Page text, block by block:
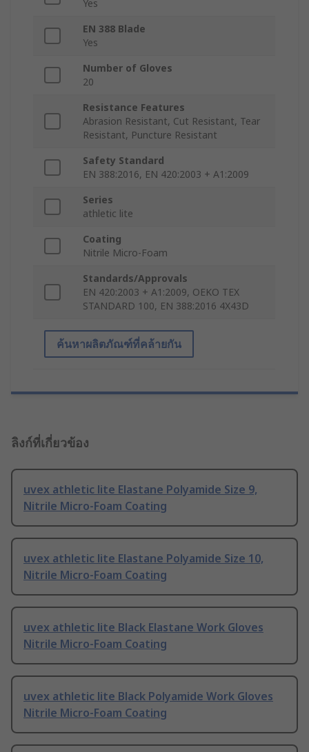
Yes
EN 388 Blade
Yes
Number of Gloves
20
Resistance Features
Abrasion Resistant, Cut Resistant, Tear
Resistant, Puncture Resistant
Safety Standard
EN 388:2016, EN 420:2003 + A1:2009
Series
athletic lite
Coating
Nitrile Micro-Foam
Standards/Approvals
EN 420:2003 + A1:2009, OEKO TEX
STANDARD 100, EN 388:2016 4X43D
ค้นหาผลิตภัณฑ์ที่คล้ายกัน
ลิงก์ที่เกี่ยวข้อง
uvex athletic lite Elastane Polyamide Size 9,
Nitrile Micro-Foam Coating
uvex athletic lite Elastane Polyamide Size 10,
Nitrile Micro-Foam Coating
uvex athletic lite Black Elastane Work Gloves
Nitrile Micro-Foam Coating
uvex athletic lite Black Polyamide Work Gloves
Nitrile Micro-Foam Coating